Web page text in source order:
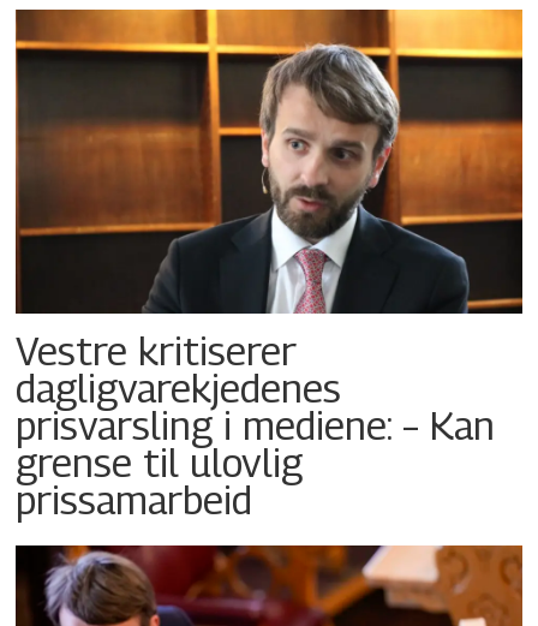
Vestre kritiserer
dagligvarekjedenes
prisvarsling i mediene: – Kan
grense til ulovlig
prissamarbeid